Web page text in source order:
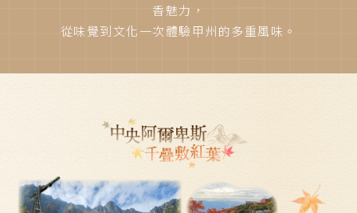
香魅力，
從味覺到文化一次體驗甲州的多重風味。